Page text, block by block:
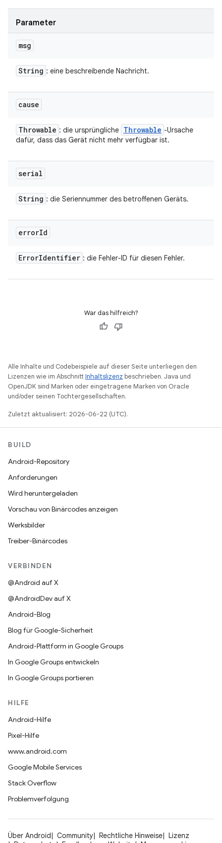
Parameter
msg
String : eine beschreibende Nachricht.
cause
Throwable : die ursprüngliche Throwable -Ursache
dafür, dass das Gerät nicht mehr verfügbar ist.
serial
String : die Seriennummer des betroffenen Geräts.
errorId
ErrorIdentifier : die Fehler-ID für diesen Fehler.
War das hilfreich?
Alle Inhalte und Codebeispiele auf dieser Seite unterliegen den
Lizenzen wie im AbschnittInhaltslizenz beschrieben. Java und
OpenJDK sind Marken oder eingetragene Marken von Oracle
und/oder seinen Tochtergesellschaften.
Zuletzt aktualisiert: 2026-06-22 (UTC).
BUILD
Android-Repository
Anforderungen
Wird heruntergeladen
Vorschau von Binärcodes anzeigen
Werksbilder
Treiber-Binärcodes
VERBINDEN
@Android auf X
@AndroidDev auf X
Android-Blog
Blog für Google-Sicherheit
Android-Plattform in Google Groups
In Google Groups entwickeln
In Google Groups portieren
HILFE
Android-Hilfe
Pixel-Hilfe
www.android.com
Google Mobile Services
Stack Overflow
Problemverfolgung
Über Android Community Rechtliche Hinweise
Lizenz